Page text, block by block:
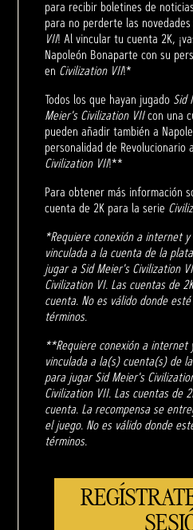
para recibir boletines de
para no perderte las novedades
VII! Al vincular tu cuenta 2K,
Napoleón Bonaparte con su
en Civilization VII!*
Todos los que hayan jugado Sid
Meier's Civilization VIIcon una
pueden añadir también a
personalidad de
Civilization VII!**
Para obtener más información
cuenta de 2K para la serie
*Requiere conexión a internet
vinculada a la cuenta de la
jugar a Sid Meier's Civilization
Civilization VI. Las cuentas de
cuenta. No es válido donde
términos.
**Requiere conexión a internet
vinculada a la(s) cuenta(s) de
para jugar Sid Meier's
Civilization VII. Las cuentas de
cuenta. La recompensa se
el juego. No es válido donde
términos.